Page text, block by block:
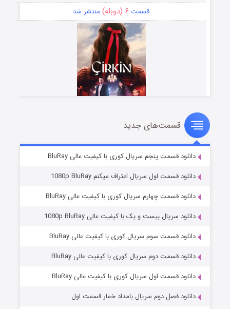
قسمت ۶ (دوبله) منتشر شد
سریال زشت
قسمت۵ (زیرنویس) منتشر شد
وستی ها
قسمت۱ (زیرنویس) منتشر شد
قسمت‌های جدید
دانلود قسمت پنجم سریال کوری با کیفیت عالی BluRay
دانلود قسمت اول سریال اعتراف میکنم 1080p BluRay
دانلود قسمت چهارم سریال کوری با کیفیت عالی BluRay
دانلود سریال بیست و یک با کیفیت عالی 1080p BluRay
دانلود قسمت سوم سریال کوری با کیفیت عالی BluRay
دانلود قسمت دوم سریال کوری با کیفیت عالی BluRay
دانلود قسمت اول سریال کوری با کیفیت عالی BluRay
دانلود فصل دوم سریال بامداد خمار قسمت اول